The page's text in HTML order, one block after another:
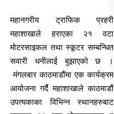
महानगरीय ट्राफिक प्रहरी
महाशाखाले हराएका २१ वटा
मोटरसाइकल तथा स्कूटर सम्बन्धित
सवारी धनीलाई बुझाएको छ ।
मंगलबार काठमाडौंमा एक कार्यक्रम
आयोजना गर्दै महाशाखाले काठमाडौं
उपत्यकाका विभिन्न स्थानहरुबाट